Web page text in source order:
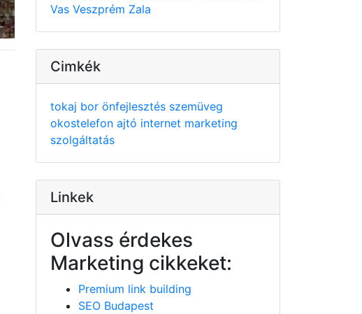
Vas Veszprém Zala
Cimkék
tokaj bor önfejlesztés szemüveg
okostelefon ajtó internet marketing
szolgáltatás
Linkek
Olvass érdekes
Marketing cikkeket:
Premium link building
SEO Budapest